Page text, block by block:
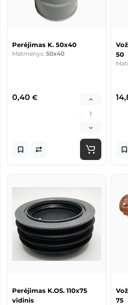
Perėjimas K. 50x40
Matmenys: 50x40
0,40 €
50
Perėjimas K.OS. 110x75
vidinis
75